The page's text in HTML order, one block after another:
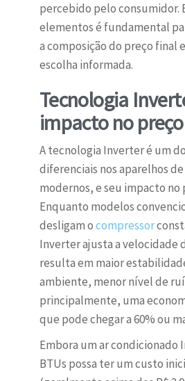
percebido pelo consumidor.
elementos é fundamental
a composição do preço final
escolha informada.
Tecnologia
impacto no preço
A tecnologia Inverter é um
diferenciais nos aparelhos
modernos, e seu impacto no
Enquanto modelos
desligam ocompressor
Inverter ajusta a velocidade
resulta em maior
ambiente, menor nível de
principalmente, uma
que pode chegar a 60% ou
Embora um ar condicionado
BTUs possa ter um custo